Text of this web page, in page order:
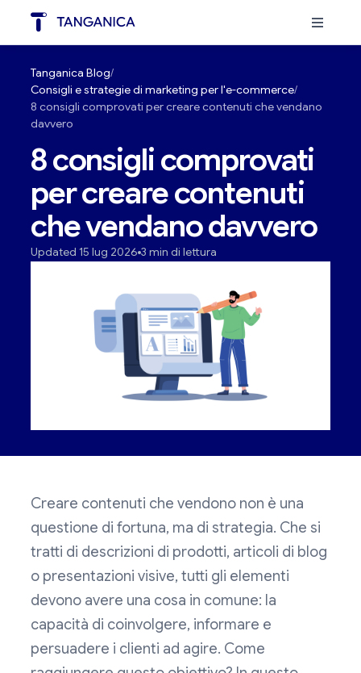
Tanganica Blog
Consigli e strategie di marketing per l'e-commerce
8 consigli comprovati per creare contenuti che vendano
davvero
8 consigli comprovati
per creare contenuti
che vendano davvero
Updated 15 lug 2026 3 min di lettura
Creare contenuti che vendono non è una
questione di fortuna, ma di strategia. Che si
tratti di descrizioni di prodotti, articoli di blog
o presentazioni visive, tutti gli elementi
devono avere una cosa in comune: la
capacità di coinvolgere, informare e
persuadere i clienti ad agire. Come